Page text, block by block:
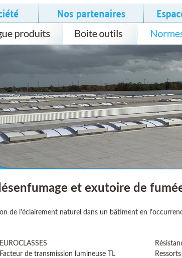
et exutoire de
de l'éclairement naturel dans un bâtiment en
EUROCLASSES
Facteur de transmission lumineuse TL